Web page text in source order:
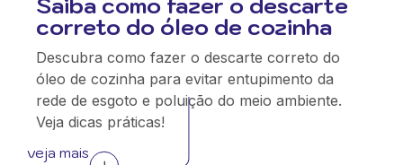
correto do óleo de cozinha
Descubra como fazer o descarte correto do
óleo de cozinha para evitar entupimento da
rede de esgoto e poluição do meio ambiente.
Veja dicas práticas!
veja mais